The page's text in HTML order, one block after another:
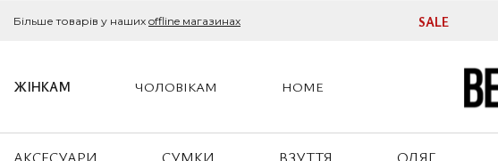
Більше товарів у наших offline магазинах SALE
ЖІНКАМ
АКСЕСУАРИ СУМКИ ВЗУТТЯ ОДЯГ
ЧОЛОВІКАМ HOME